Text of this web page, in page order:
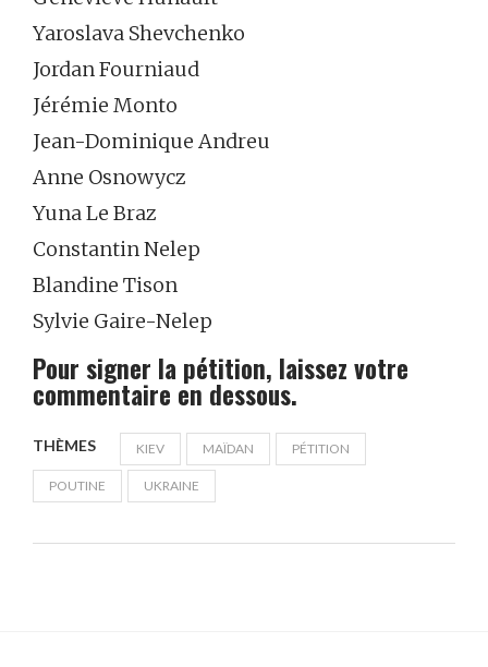
Yaroslava Shevchenko
Jordan Fourniaud
Jérémie Monto
Jean-Dominique Andreu
Anne Osnowycz
Yuna Le Braz
Constantin Nelep
Blandine Tison
Sylvie Gaire-Nelep
Pour signer la pétition, laissez votre
commentaire en dessous.
THÈMES KIEV MAÏDAN PÉTITION
POUTINE UKRAINE